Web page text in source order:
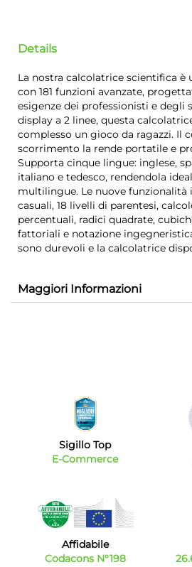
Details
La nostra calcolatrice scientifica
con 181 funzioni avanzate,
esigenze dei professionisti e degli
display a 2 linee, questa
complesso un gioco da ragazzi. Il
scorrimento la rende portatile e
Supporta cinque lingue: inglese,
italiano e tedesco, rendendola
multilingue. Le nuove
casuali, 18 livelli di parentesi,
percentuali, radici quadrate,
fattoriali e notazione
sono durevoli e la calcolatrice
Maggiori Informazioni
Sigillo Top
E-Commerce
Affidabile
Codacons N°198